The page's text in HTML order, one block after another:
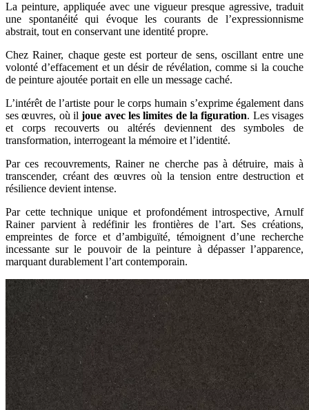
La peinture, appliquée avec une vigueur presque agressive, traduit
une spontanéité qui évoque les courants de l’expressionnisme
abstrait, tout en conservant une identité propre.
Chez Rainer, chaque geste est porteur de sens, oscillant entre une
volonté d’effacement et un désir de révélation, comme si la couche
de peinture ajoutée portait en elle un message caché.
L’intérêt de l’artiste pour le corps humain s’exprime également dans
ses œuvres, où iljoue avec les limites de la figuration. Les visages
et corps recouverts ou altérés deviennent des symboles de
transformation, interrogeant la mémoire et l’identité.
Par ces recouvrements, Rainer ne cherche pas à détruire, mais à
transcender, créant des œuvres où la tension entre destruction et
résilience devient intense.
Par cette technique unique et profondément introspective, Arnulf
Rainer parvient à redéfinir les frontières de l’art. Ses créations,
empreintes de force et d’ambiguïté, témoignent d’une recherche
incessante sur le pouvoir de la peinture à dépasser l’apparence,
marquant durablement l’art contemporain.